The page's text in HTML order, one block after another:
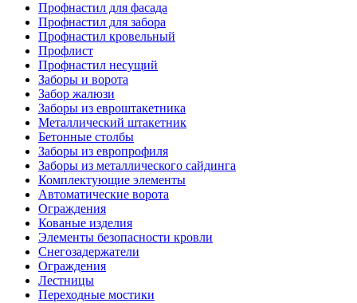
Профнастил для фасада
Профнастил для забора
Профнастил кровельный
Профлист
Профнастил несущий
Заборы и ворота
Забор жалюзи
Заборы из евроштакетника
Металлический штакетник
Бетонные столбы
Заборы из европрофиля
Заборы из металлического сайдинга
Комплектующие элементы
Автоматические ворота
Ограждения
Кованые изделия
Элементы безопасности кровли
Снегозадержатели
Ограждения
Лестницы
Переходные мостики